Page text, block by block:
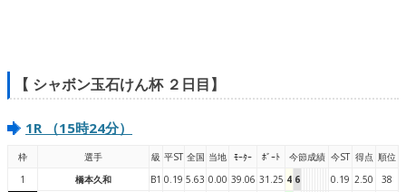
【 シャボン玉石けん杯 ２日目】
1R （15時24分）
枠 選手 級 平ST 全国 当地 ﾓｰﾀｰ ﾎﾞｰﾄ 今節成績 今ST 得点 順位
1
橋本久和 B1 0.19 5.63 0.00 39.06 31.25 4 6 0.19 2.50
38